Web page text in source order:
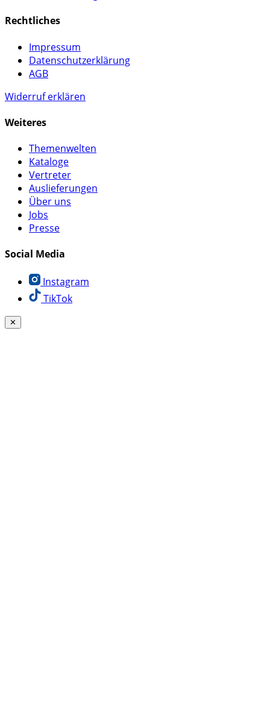
Rechtliches
Impressum
Datenschutzerklärung
AGB
Widerruf erklären
Weiteres
Themenwelten
Kataloge
Vertreter
Auslieferungen
Über uns
Jobs
Presse
Social Media
Instagram
TikTok
✕